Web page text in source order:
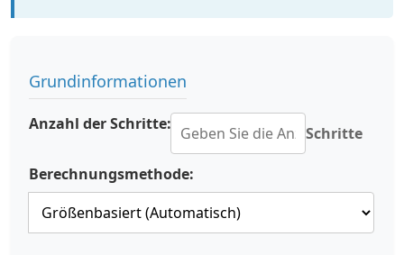
Grundinformationen
Anzahl der Schritte: Schritte
Berechnungsmethode: